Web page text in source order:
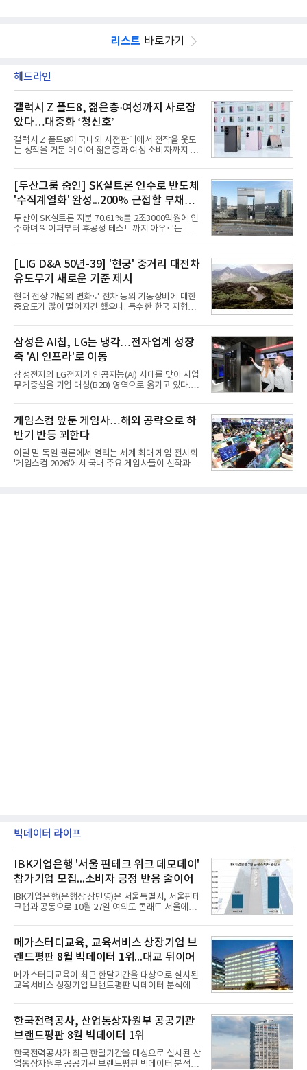
리스트 바로가기
헤드라인
갤럭시 Z 폴드8, 젊은층·여성까지 사로잡
았다…대중화 ‘청신호’
갤럭시 Z 폴드8이 국내외 사전판매에서 전작을 웃도
는 성적을 거둔 데 이어 젊은층과 여성 소비자까지 빠
산성을 앞세운 기존 폴드의 소비자층에서 벗어나 디
자인과 휴대성을 강화하면서 폴더블폰의 대중화를 본
격화하고 있다는 분석이 나온다.10일 카운터포인트
리서치에 따르면 갤럭시 Z8 시리즈의 글로벌 사전판
매량은 전작 대비 30% 이상 증가했다. 국내 사전판매
량은 전작 대비 39% 늘었고 유럽에서도 20% 이상
증가했다. 미국에서도 역대 폴드 시리즈 가운데 가장
폼팩터 변화가 영향
[두산그룹 줌인] SK실트론 인수로 반도체
'수직계열화' 완성...200% 근접할 부채비
율 부담
두산이 SK실트론 지분 70.61%를 2조3000억원에 인
수하며 웨이퍼부터 후공정 테스트까지 아우르는 반도
지난해 5742억원의 순손실을 내며 신용등급 하향검
토 대상에 올라 있다. 두산의 연결 기준 부채비율도 인
수금융 1조원을 가정할 경우 200%에 근접한 191%
까지 오를 것으로 신용평가사들은 추산하고 있다.10
일 금융감독원 전자공시와 업계 등에 따르면 ㈜두산
은 지난달 31일 이사회를 열고 SK㈜가 보유한 SK실
트론 지분 70.61%를 인수하는 주식매매계약(SPA)
다. 매각 대상 지분은 SK㈜가
[LIG D&A 50년-39] '현궁' 중거리 대전차
유도무기 새로운 기준 제시
현대 전장 개념의 변화로 전차 등의 기동장비에 대한
중요도가 많이 떨어지긴 했으나. 특수한 한국 지형을
로 평가되고 있다. 그러나 우리 군이 운용 중인 대전차
무기는 관통력과 유효사거리 모두 만족스럽지 못해
적 전차 파괴에 효과적이지 못했다. 특히 노후화된 대
전차 무기에 대한 군수지원이 미흡해 전력 발휘가 어
려웠다.따라서 부족한 사거리의 한계를 극복하고 아
군의 생존성을 극대화할 수 있는 대전차 유도무기 개
발이 절실했다.2007년부터 국방과학연구소(ADD) 주
국산화에 의
삼성은 AI칩, LG는 냉각…전자업계 성장
축 'AI 인프라'로 이동
삼성전자와 LG전자가 인공지능(AI) 시대를 맞아 사업
무게중심을 기업 대상(B2B) 영역으로 옮기고 있다.
접어든 가운데 삼성전자는 AI 반도체를 중심으로 데
이터센터 생태계 공략을 강화하고 LG전자는 냉각솔
루션·전장·로봇 등 기업용 솔루션 사업 확대에 속도를
내고 있다.9일 업계에 따르면 LG전자는 2분기 생활가
전과 프리미엄 제품 경쟁력에 더해 B2B 사업 확대 효
과로 수익성을 방어한 반면 삼성전자는 디바이스경험
(DX) 부문의 TV·생활가전 수익성이 악화됐다. 대신 삼
게임스컴 앞둔 게임사…해외 공략으로 하
반기 반등 꾀한다
이달 말 독일 쾰른에서 열리는 세계 최대 게임 전시회
'게임스컴 2026'에서 국내 주요 게임사들이 신작과 글
빅데이터 라이프
IBK기업은행 '서울 핀테크 위크 데모데이'
참가기업 모집...소비자 긍정 반응 줄이어
IBK기업은행(은행장 장민영)은 서울특별시, 서울핀테
크랩과 공동으로 10월 27일 여의도 콘래드 서울에서
IBK기업은행’에 참가할 기업을 모집한다고 10일 밝혔
다.이번 데모데이는 ‘AX 기반 디지털금융의 전환’을
주제로 개최되는 ‘서울 핀테크 위크 2026’의 공식 프
로그램으로, 우수한 AX 기반 핀테크 기업을 발굴하고
투자유치와 사업 협력 기회를 지원하기 위해 마련됐
다.참여 대상은 창업 7년 이내의 서울 소재 핀테크 스
타트업과 중소기업 창업 지원법에 따른 신사업 분야
다.심사를
메가스터디교육, 교육서비스 상장기업 브
랜드평판 8월 빅데이터 1위...대교 뒤이어
메가스터디교육이 최근 한달기간을 대상으로 실시된
교육서비스 상장기업 브랜드평판 빅데이터 분석에서
일 한국기업평판연구소(소장 구창환)는 국내 교육서
비스 상장기업 브랜드를 대상으로 지난 7월 7일부터
8월 7일까지 수집된 소비자 빅데이터 10,074,233건
을 분석한 결과, 메가스터디교육이 브랜드평판지수
1,710,926을 기록하며 8월 1위에 올랐다고 밝혔다.
분석에 활용된 빅데이터는 지난 7월(9,491,206건) 대
한국전력공사, 산업통상자원부 공공기관
브랜드평판 8월 빅데이터 1위
한국전력공사가 최근 한달기간을 대상으로 실시된 산
업통상자원부 공공기관 브랜드평판 빅데이터 분석에